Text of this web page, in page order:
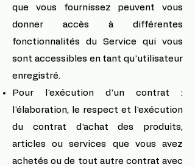
que vous fournissez peuvent vous
donner accès à différentes
fonctionnalités du Service qui vous
sont accessibles en tant qu'utilisateur
enregistré.
Pour l'exécution d'un contrat :
l'élaboration, le respect et l'exécution
du contrat d'achat des produits,
articles ou services que vous avez
achetés ou de tout autre contrat avec